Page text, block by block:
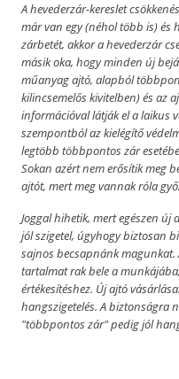
A hevederzár-kereslet
már van egy (néhol több is) és
zárbetét, akkor a hevederzár
másik oka, hogy minden új
műanyag ajtó, alapból
kilincsemelős kivitelben) és az
információval látják el a laikus
szempontból az kielégítő
legtöbb többpontos zár
Sokan azért nem erősítik meg
ajtót, mert meg vannak róla
Joggal hihetik, mert egészen új
jól szigetel, úgyhogy biztosan
sajnos becsapnánk
tartalmat rak bele a
értékesítéshez. Új ajtó
hangszigetelés. A biztonságra
"többpontos zár" pedig jól